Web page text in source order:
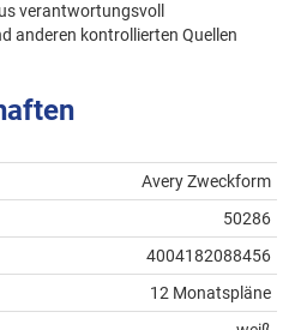
verantwortungsvoll
anderen kontrollierten Quellen
Avery Zweckform
50286
4004182088456
12 Monatspläne